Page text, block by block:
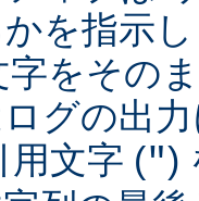
を指示
字をその
グの出
用文字 (")